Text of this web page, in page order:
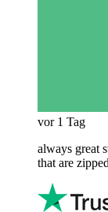
vor 1 Tag
always great
that are